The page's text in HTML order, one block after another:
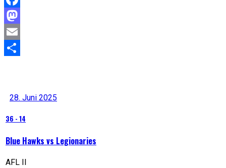
Facebook
Mastodon
Email
28. Juni 2025
36 - 14
Blue Hawks vs Legionaries
AFL II